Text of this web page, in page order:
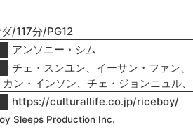
/117分/PG12
アンソニー・シム
チェ・スンユン、イーサン・ファン
カン・インソン、チェ・ジョンニュル
https://culturallife.co.jp/riceboy/
Sleeps Production Inc.